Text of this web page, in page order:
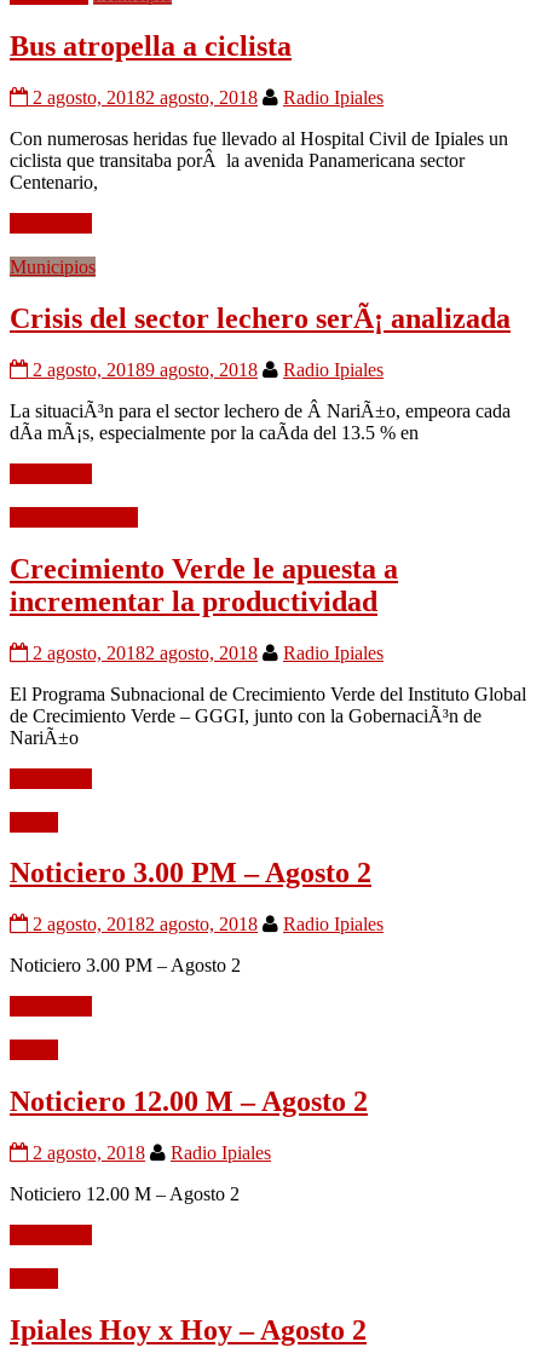
Bus atropella a ciclista
2 agosto, 20182 agosto, 2018
Radio Ipiales
Con numerosas heridas fue llevado al Hospital Civil de Ipiales un
ciclista que transitaba porÂ la avenida Panamericana sector
Centenario,
Municipios
Crisis del sector lechero serÃ¡ analizada
2 agosto, 20189 agosto, 2018
Radio Ipiales
La situaciÃ³n para el sector lechero de Â NariÃ±o, empeora cada
dÃ­a mÃ¡s, especialmente por la caÃ­da del 13.5 % en
Crecimiento Verde le apuesta a
incrementar la productividad
2 agosto, 20182 agosto, 2018
Radio Ipiales
El Programa Subnacional de Crecimiento Verde del Instituto Global
de Crecimiento Verde – GGGI, junto con la GobernaciÃ³n de
NariÃ±o
Noticiero 3.00 PM – Agosto 2
2 agosto, 20182 agosto, 2018
Radio Ipiales
Noticiero 3.00 PM – Agosto 2
Noticiero 12.00 M – Agosto 2
2 agosto, 2018
Radio Ipiales
Noticiero 12.00 M – Agosto 2
Ipiales Hoy x Hoy – Agosto 2